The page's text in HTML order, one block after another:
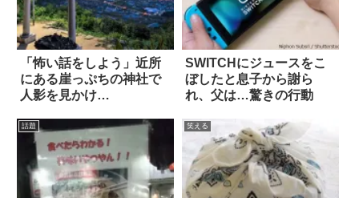
「怖い話をしよう」近所
にある崖っぷちの神社で
人影を見かけ…
SWITCHにジュースをこ
ぼしたと息子から謝ら
れ、父は…驚きの行動
話題 笑える